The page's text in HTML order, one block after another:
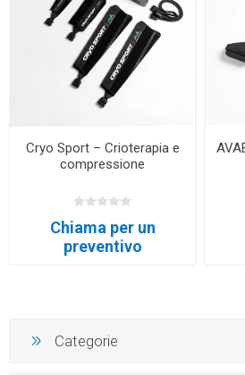
Cryo Sport – Crioterapia e
compressione
Chiama per un
preventivo
Categorie